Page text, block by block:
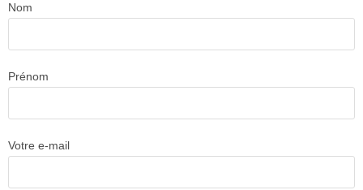
Nom
Prénom
Votre e-mail